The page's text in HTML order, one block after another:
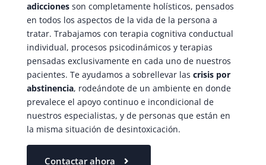
adiccionesson completamente holísticos, pensados
en todos los aspectos de la vida de la persona a
tratar. Trabajamos con terapia cognitiva conductual
individual, procesos psicodinámicos y terapias
pensadas exclusivamente en cada uno de nuestros
pacientes. Te ayudamos a sobrellevar las crisis por
abstinencia, rodeándote de un ambiente en donde
prevalece el apoyo continuo e incondicional de
nuestros especialistas, y de personas que están en
la misma situación de desintoxicación.
Contactar ahora